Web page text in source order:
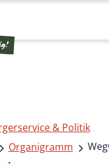
& Politik
Organigramm